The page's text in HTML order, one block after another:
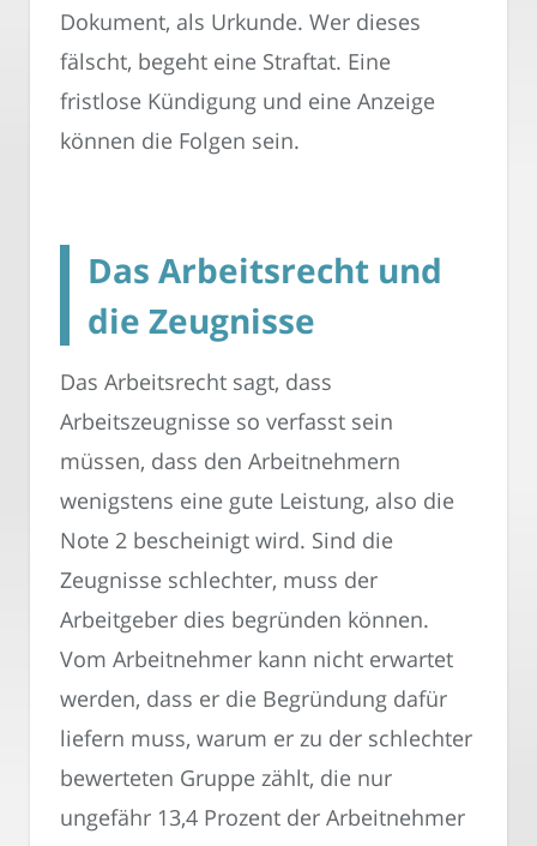
Dokument, als Urkunde. Wer dieses
fälscht, begeht eine Straftat. Eine
fristlose Kündigung und eine Anzeige
können die Folgen sein.
Das Arbeitsrecht und
die Zeugnisse
Das Arbeitsrecht sagt, dass
Arbeitszeugnisse so verfasst sein
müssen, dass den Arbeitnehmern
wenigstens eine gute Leistung, also die
Note 2 bescheinigt wird. Sind die
Zeugnisse schlechter, muss der
Arbeitgeber dies begründen können.
Vom Arbeitnehmer kann nicht erwartet
werden, dass er die Begründung dafür
liefern muss, warum er zu der schlechter
bewerteten Gruppe zählt, die nur
ungefähr 13,4 Prozent der Arbeitnehmer